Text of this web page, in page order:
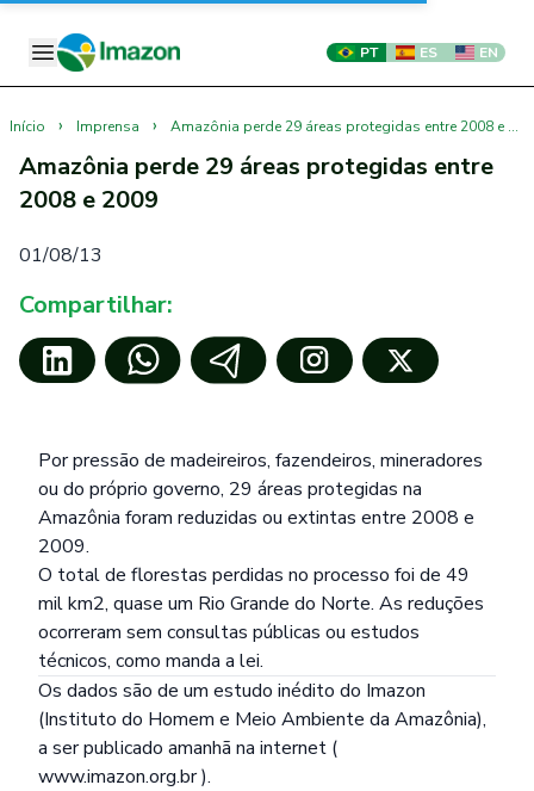
PT ES EN
Início › Imprensa › Amazônia perde 29 áreas protegidas entre 2008 e 2009
Amazônia perde 29 áreas protegidas entre
2008 e 2009
01/08/13
Compartilhar:
Por pressão de madeireiros, fazendeiros, mineradores
ou do próprio governo, 29 áreas protegidas na
Amazônia foram reduzidas ou extintas entre 2008 e
2009.
O total de florestas perdidas no processo foi de 49
mil km2, quase um Rio Grande do Norte. As reduções
ocorreram sem consultas públicas ou estudos
técnicos, como manda a lei.
Os dados são de um estudo inédito do Imazon
(Instituto do Homem e Meio Ambiente da Amazônia),
a ser publicado amanhã na internet (
www.imazon.org.br).